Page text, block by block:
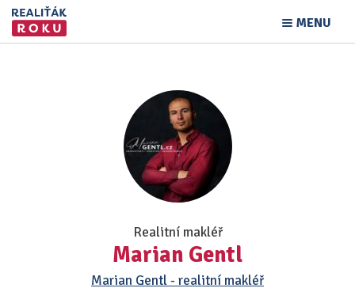
MENU
Realitní makléř
Marian Gentl
Marian Gentl - realitní makléř